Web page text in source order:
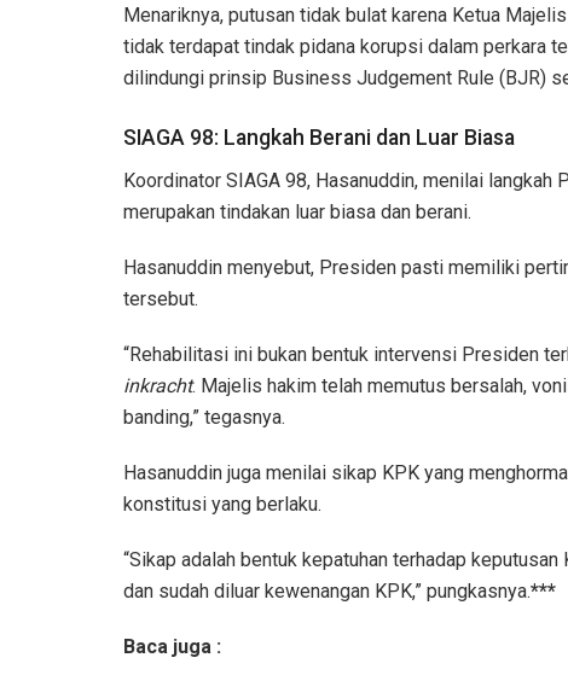
Menariknya, putusan tidak bulat karena Ketua
tidak terdapat tindak pidana korupsi dalam perkara
dilindungi prinsip Business Judgement Rule (BJR)
SIAGA 98: Langkah Berani dan Luar Biasa
Koordinator SIAGA 98, Hasanuddin, menilai
merupakan tindakan luar biasa dan berani.
Hasanuddin menyebut, Presiden pasti memiliki
tersebut.
“Rehabilitasi ini bukan bentuk intervensi Presiden
inkracht. Majelis hakim telah memutus bersalah,
banding,” tegasnya.
Hasanuddin juga menilai sikap KPK yang
konstitusi yang berlaku.
“Sikap adalah bentuk kepatuhan terhadap
dan sudah diluar kewenangan KPK,” pungkasnya.***
Baca juga :